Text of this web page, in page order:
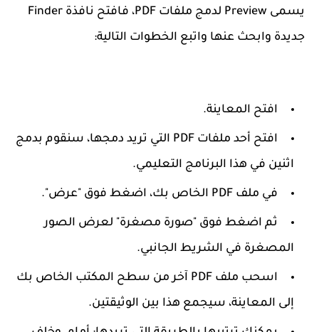
يسمى Preview لدمج ملفات PDF، فافتح نافذة Finder
جديدة وابحث عنها واتبع الخطوات التالية:
افتح المعاينة.
افتح أحد ملفات PDF التي تريد دمجها، سنقوم بدمج
اثنين في هذا البرنامج التعليمي.
في ملف PDF الخاص بك، اضغط فوق "عرض".
ثم اضغط فوق "صورة مصغرة" لعرض الصور
المصغرة في الشريط الجانبي.
اسحب ملف PDF آخر من سطح المكتب الخاص بك
إلى المعاينة، سيجمع هذا بين الوثيقتين.